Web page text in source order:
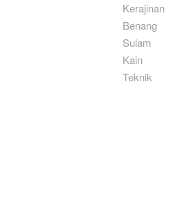
Kerajinan
Benang
Sulam
Kain
Teknik